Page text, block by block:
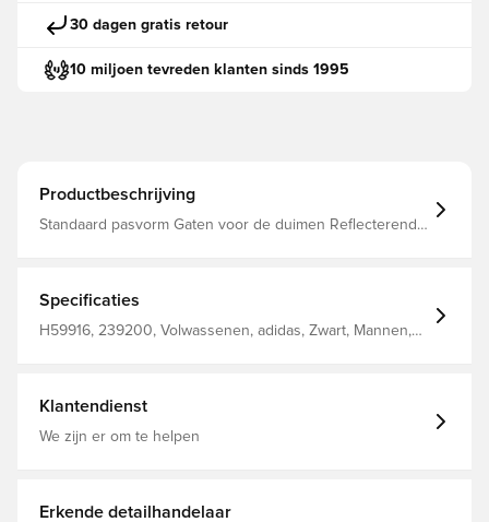
30 dagen gratis retour
10 miljoen tevreden klanten sinds 1995
Productbeschrijving
Standaard pasvorm Gaten voor de duimen Reflecterende
Specificaties
H59916, 239200, Volwassenen, adidas, Zwart, Mannen,
Klantendienst
We zijn er om te helpen
Erkende detailhandelaar